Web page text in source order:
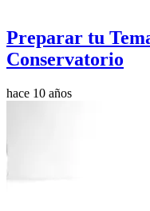
Preparar tu
Conservatorio
hace 10 años